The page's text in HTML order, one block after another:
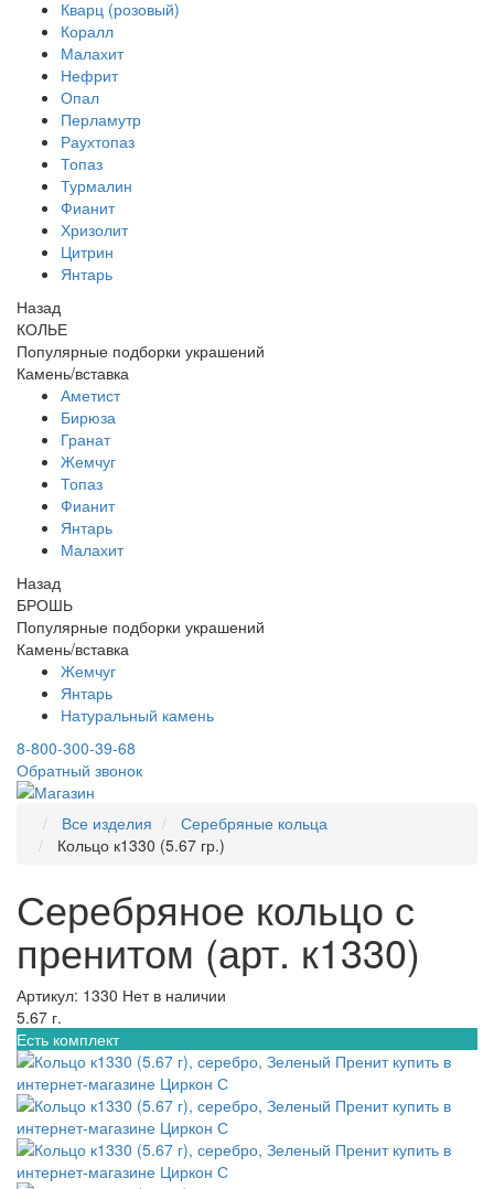
Кварц (розовый)
Коралл
Малахит
Нефрит
Опал
Перламутр
Раухтопаз
Топаз
Турмалин
Фианит
Хризолит
Цитрин
Янтарь
Назад
КОЛЬЕ
Популярные подборки украшений
Камень/вставка
Аметист
Бирюза
Гранат
Жемчуг
Топаз
Фианит
Янтарь
Малахит
Назад
БРОШЬ
Популярные подборки украшений
Камень/вставка
Жемчуг
Янтарь
Натуральный камень
8-800-300-39-68
Обратный звонок
Все изделия
Серебряные кольца
Кольцо к1330 (5.67 гр.)
Серебряное кольцо с
пренитом (арт. к1330)
Артикул: 1330 Нет в наличии
5.67 г.
Есть комплект